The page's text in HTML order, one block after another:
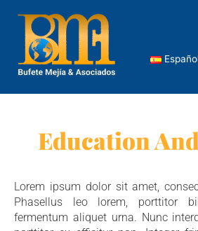
content
Education
Lorem ipsum dolor sit amet,
Phasellus leo lorem, porttitor
fermentum aliquet urna. Nunc